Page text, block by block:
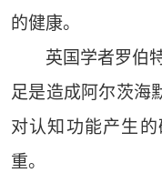
的健康。
英国学者罗伯特
足是造成阿尔茨海
对认知功能产生
重。